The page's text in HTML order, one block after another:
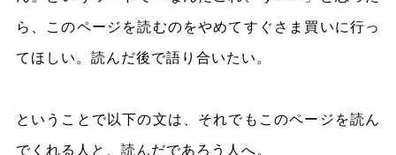
ら、このページを読むのをやめてすぐさま買いに行っ
てほしい。読んだ後で語り合いたい。
ということで以下の文は、それでもこのページを読ん
でくれる人と、読んだであろう人へ。